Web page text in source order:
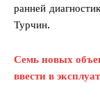
ранней
Турчин.
Семь новых
ввести в